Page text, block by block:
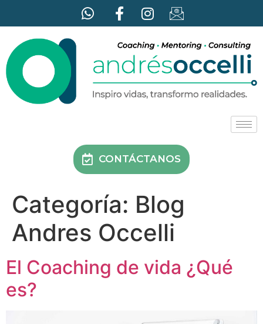
CONTÁCTANOS
Categoría: Blog
Andres Occelli
El Coaching de vida ¿Qué
es?